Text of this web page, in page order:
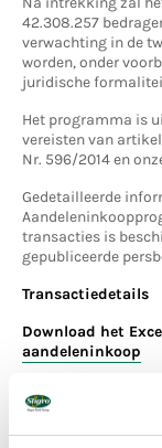
42.308.257
verwachting in de
worden, onder
juridische
Het programma is
vereisten van
Nr. 596/2014 en
Gedetailleerde
transacties is
gepubliceerde
Transactiedetails
Download het
aandeleninkoop
Persberichten:
Persbericht 05-02-